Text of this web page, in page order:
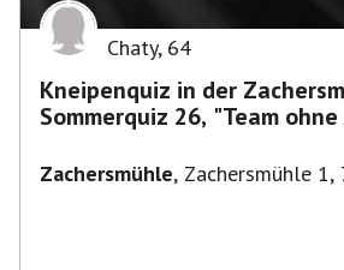
Chaty, 64
Kneipenquiz in der
Sommerquiz 26, "Team
Zachersmühle, Zachersmühle